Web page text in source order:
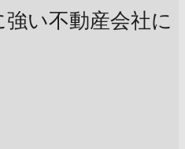
い不動産会社に